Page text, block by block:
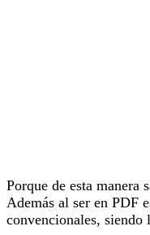
Porque de esta manera
Además al ser en PDF
convencionales, siendo